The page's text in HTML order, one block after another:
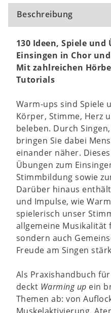
Beschreibung
130 Ideen, Spiele und
Einsingen in Chor
Mit zahlreichen
Tutorials
Warm-ups sind Spiele
Körper, Stimme, Herz
beleben. Durch
bringen Sie dabei
einander näher.
Übungen zum
Stimmbildung sowie
Darüber hinaus
und Impulse, wie
spielerisch unser
allgemeine Musikalität
sondern auch
Freude am Singen
Als Praxishandbuch
deckt Warming up ein
Themen ab: von